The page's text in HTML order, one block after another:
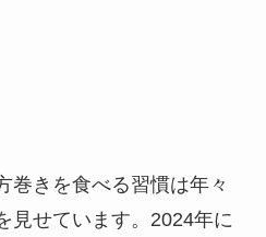
巻きを食べる習慣は年々
見せています。2024年に